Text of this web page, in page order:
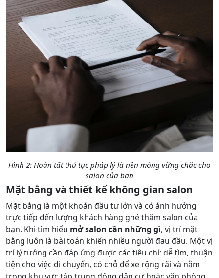
Hình 2: Hoàn tất thủ tục pháp lý là nền móng vững chắc cho
salon của bạn
Mặt bằng và thiết kế không gian salon
Mặt bằng là một khoản đầu tư lớn và có ảnh hưởng
trực tiếp đến lượng khách hàng ghé thăm salon của
bạn. Khi tìm hiểu mở salon cần những gì, vị trí mặt
bằng luôn là bài toán khiến nhiều người đau đầu. Một vị
trí lý tưởng cần đáp ứng được các tiêu chí: dễ tìm, thuận
tiện cho việc di chuyển, có chỗ để xe rộng rãi và nằm